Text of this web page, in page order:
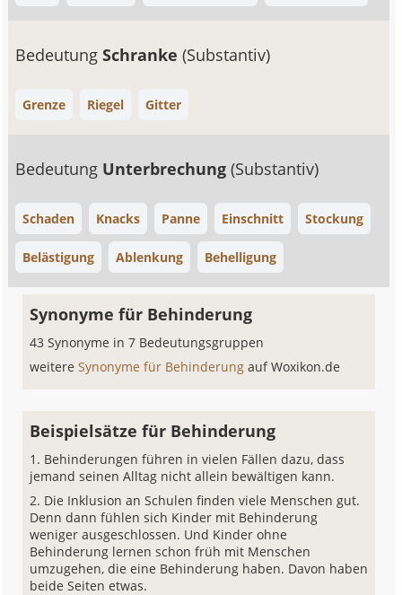
BedeutungSchranke(Substantiv)
Grenze Riegel Gitter
Bedeutung Unterbrechung(Substantiv)
Schaden Knacks Panne Einschnitt Stockung
Belästigung Ablenkung Behelligung
Synonyme für Behinderung
43 Synonyme in 7 Bedeutungsgruppen
weitereSynonyme für Behinderungauf Woxikon.de
Beispielsätze für Behinderung
Behinderungen führen in vielen Fällen dazu, dass
jemand seinen Alltag nicht allein bewältigen kann.
Die Inklusion an Schulen finden viele Menschen gut.
Denn dann fühlen sich Kinder mit Behinderung
weniger ausgeschlossen. Und Kinder ohne
Behinderung lernen schon früh mit Menschen
umzugehen, die eine Behinderung haben. Davon haben
beide Seiten etwas.